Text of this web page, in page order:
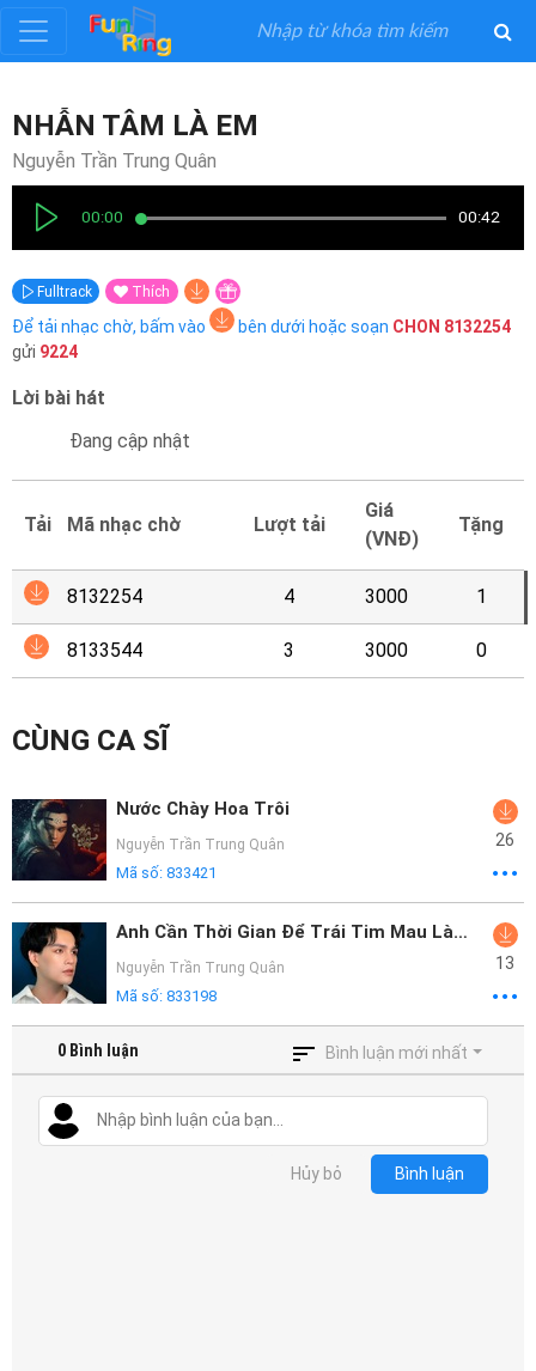
Đăng
ký
nhập
Thể
Loại
Nghệ
Mại
Hướng
Dẫn
Doanh
NHẪN TÂM LÀ EM
Nguyễn Trần Trung Quân
00:00 00:42
Fulltrack Thích
Để tải nhạc chờ, bấm vào bên dưới hoặc soạn CHON 8132254
gửi 9224
Lời bài hát
Đang cập nhật
Tải Mã nhạc chờ Lượt tải
Giá
(VNĐ)
Tặng
8132254 4 3000 1
8133544 3 3000 0
CÙNG CA SĨ
Nước Chày Hoa Trôi
Nguyễn Trần Trung Quân
Mã số: 833421
26
Anh Cần Thời Gian Để Trái Tim Mau Lành Lại
Nguyễn Trần Trung Quân
Mã số: 833198
13
0 Bình luận Bình luận mới nhất
Hủy bỏ Bình luận